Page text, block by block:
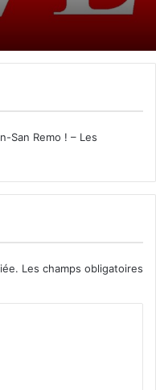
San Remo ! – Les
Les champs obligatoires